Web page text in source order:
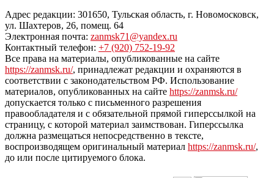
Адрес редакции: 301650, Тульская область, г. Новомосковск,
ул. Шахтеров, 26, помещ. 64
Электронная почта: zanmsk71@yandex.ru
Контактный телефон: +7 (920) 752-19-92
Все права на материалы, опубликованные на сайте
https://zanmsk.ru/, принадлежат редакции и охраняются в
соответствии с законодательством РФ. Использование
материалов, опубликованных на сайте https://zanmsk.ru/
допускается только с письменного разрешения
правообладателя и с обязательной прямой гиперссылкой на
страницу, с которой материал заимствован. Гиперссылка
должна размещаться непосредственно в тексте,
воспроизводящем оригинальный материал https://zanmsk.ru/,
до или после цитируемого блока.